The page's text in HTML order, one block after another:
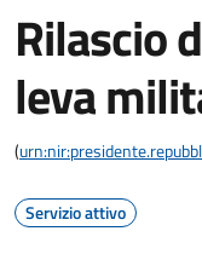
Rilascio
leva
(
Servizio attivo